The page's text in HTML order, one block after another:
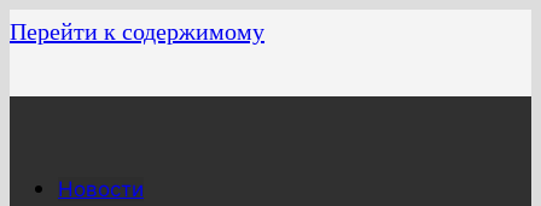
Перейти к содержимому
Новости